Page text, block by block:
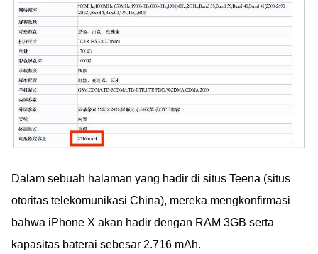
Dalam sebuah halaman yang hadir di situs Teena (situs
otoritas telekomunikasi China), mereka mengkonfirmasi
bahwa iPhone X akan hadir dengan RAM 3GB serta
kapasitas baterai sebesar 2.716 mAh.